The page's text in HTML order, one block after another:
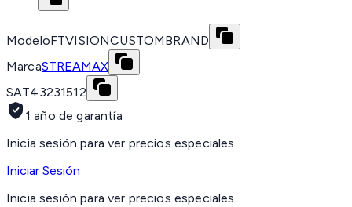
ModeloFTVISIONCUSTOMBRAND
MarcaSTREAMAX
SAT43231512
1 año de garantía
Inicia sesión para ver precios especiales
Iniciar Sesión
Inicia sesión para ver precios especiales